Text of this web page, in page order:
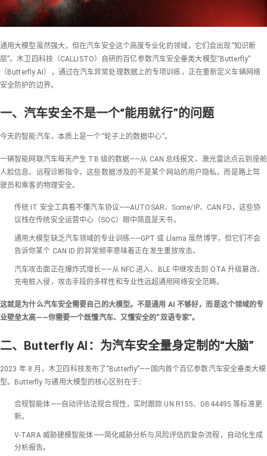
通用大模型虽然强大，但在汽车安全这个高度专业化的领域，它们会出现“知识断
层”。木卫四科技（CALLISTO）自研的百亿参数汽车安全垂类大模型“Butterfly”
（Butterfly AI），通过在汽车异常处理数据上的专项训练，正在重新定义车辆网络
安全防护的边界。
一、汽车安全不是一个“能用就行”的问题
今天的智能汽车，本质上是一个“轮子上的数据中心”。
一辆智能网联汽车每天产生 TB 级的数据——从 CAN 总线报文、激光雷达点云到座舱
人脸信息、远程诊断指令。这些数据涉及的不是某个网站的用户隐私，而是路上驾
驶员和乘客的物理安全。
传统 IT 安全工具看不懂汽车协议——AUTOSAR、Some/IP、CAN FD，这些协
议栈在传统安全运营中心（SOC）眼中简直是天书。
通用大模型缺乏汽车领域的专业训练——GPT 或 Llama 虽然博学，但它们不会
告诉你某个 CAN ID 的异常频率意味着正在发生重放攻击。
汽车攻击面正在爆炸式增长——从 NFC 进入、BLE 中继攻击到 OTA 升级篡改、
充电桩入侵，攻击手段的多样性和专业性远超通用网络安全范畴。
这就是为什么汽车安全需要自己的大模型。不是通用 AI 不够好，而是这个领域的专
业壁垒太高——你需要一个既懂汽车、又懂安全的“双语专家”。
二、Butterfly AI：为汽车安全量身定制的“大脑”
2023 年 8 月，木卫四科技发布了“Butterfly”——国内首个百亿参数汽车安全垂类大模
型。Butterfly 与通用大模型的核心区别在于：
合规智能体——自动评估法规合规性，实时跟踪 UN R155、GB44495 等标准更
新。
V-TARA 威胁建模智能体——简化威胁分析与风险评估的复杂流程，自动化生成
分析报告。